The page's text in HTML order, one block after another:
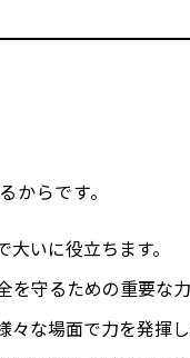
らです。
いに役立ちます。
守るための重要な力
な場面で力を発揮し